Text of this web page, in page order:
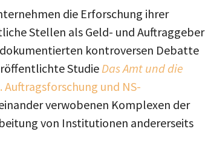
die Erforschung ihrer
Stellen als Geld- und Auftraggeber
kontroversen Debatte
StudieDas Amt und die
und NS-
verwobenen Komplexen der
von Institutionen andererseits